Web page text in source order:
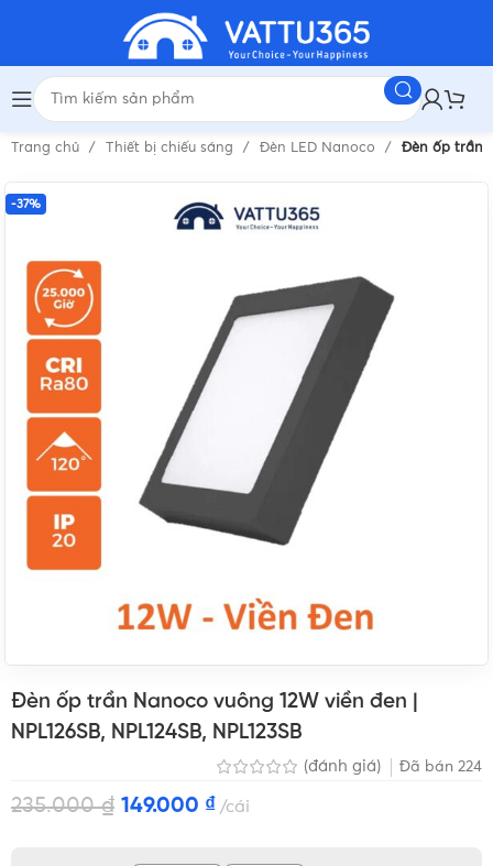
Trang chủ Thiết bị chiếu sáng Đèn LED Nanoco Đèn ốp trần
-37%
Đèn ốp trần Nanoco vuông 12W viền đen |
NPL126SB, NPL124SB, NPL123SB
(đánh giá) Đã bán 224
235.000₫ 149.000 ₫ cái